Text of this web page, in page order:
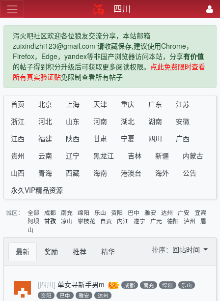
四川
泻火吧社区欢迎各位狼友交流分享，本站邮箱
zuixindizhi123@gmail.com 请收藏保存,建议使用Chrome，
Firefox，Edge，yandex等非国产浏览器访问本站，分享有价值
的帖子得到积分升级后可获取更多阅读权限。 点此免费限时查看
所有真实验证贴免限制查看所有帖子
首页 北京 上海 天津 重庆 广东
江苏
浙江
河北 山东 河南 湖北 湖南
安徽
江西
福建 陕西 甘肃 宁夏 四川
广西
贵州
云南 辽宁 黑龙江 吉林 新疆
内蒙古
山西
青海 西藏 海南 港澳台 海外
公告
永久VIP精品资源
城区： 全部 成都 南充 绵阳 乐山 资阳 巴中 雅安 达州 广安
宜宾
阿坝
甘孜 凉山 攀枝花 自贡 内江 遂宁 广元 德阳 泸州
眉
山
最新 奖励 推荐 精华 排序： 回帖时间
[四川] 单女寻新手男m 成都 南充 绵阳
乐山
资阳
巴中 雅安 达州